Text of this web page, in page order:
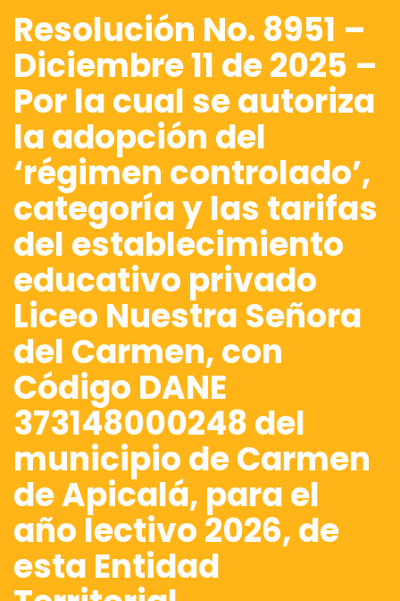
Resolución No. 8951 –
Diciembre 11 de 2025 –
Por la cual se autoriza
la adopción del
‘régimen controlado’,
categoría y las tarifas
del establecimiento
educativo privado
Liceo Nuestra Señora
del Carmen, con
Código DANE
373148000248 del
municipio de Carmen
de Apicalá, para el
año lectivo 2026, de
esta Entidad